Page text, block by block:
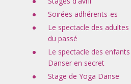
Soirées adhérents-es
Le spectacle des
du passé
Le spectacle des
Danser en secret
Stage de Yoga Danse